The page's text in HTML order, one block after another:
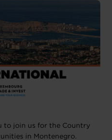
to join us for the Country
in Montenegro.